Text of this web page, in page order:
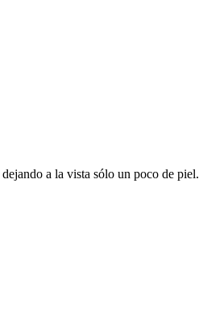
a la vista sólo un poco de piel.